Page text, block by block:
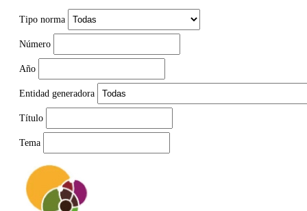
Tipo norma
Número
Año
Entidad generadora
Título
Tema